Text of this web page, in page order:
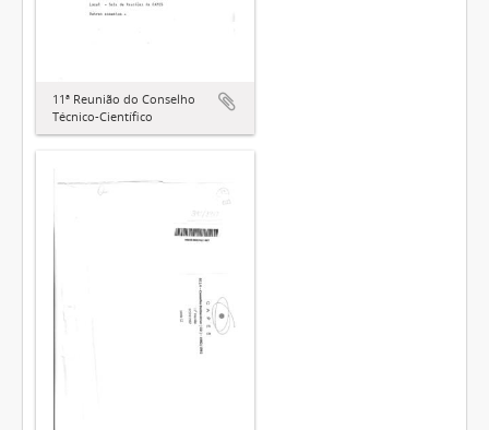
11ª Reunião do Conselho
Técnico-Científico